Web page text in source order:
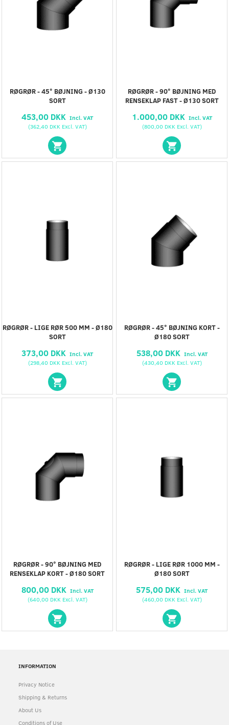
RØGRØR - 45° BØJNING - Ø130
SORT
453,00 DKK Incl. VAT
(362,40 DKK Excl. VAT)
RØGRØR - 90° BØJNING MED
RENSEKLAP FAST - Ø130 SORT
1.000,00 DKK Incl. VAT
(800,00 DKK Excl. VAT)
RØGRØR - LIGE RØR 500 MM - Ø180
SORT
373,00 DKK Incl. VAT
(298,40 DKKExcl. VAT)
RØGRØR - 45° BØJNING KORT -
Ø180 SORT
538,00 DKK Incl. VAT
(430,40 DKKExcl. VAT)
RØGRØR - 90° BØJNING MED
RENSEKLAP KORT - Ø180 SORT
800,00 DKK Incl. VAT
(640,00 DKK Excl. VAT)
RØGRØR - LIGE RØR 1000 MM -
Ø180 SORT
575,00 DKK Incl. VAT
(460,00 DKK Excl. VAT)
INFORMATION
Privacy Notice
Shipping & Returns
About Us
Conditions of Use